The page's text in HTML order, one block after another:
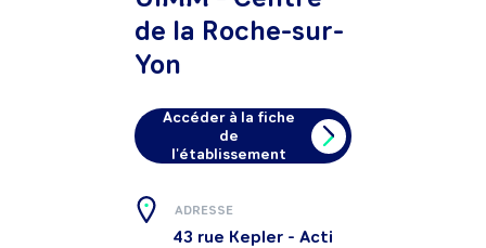
de la Roche-sur-
Yon
Accéder à la fiche
de
l'établissement
ADRESSE
43 rue Kepler - Acti